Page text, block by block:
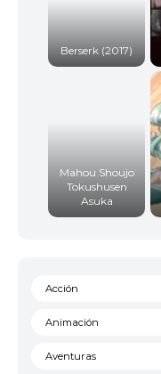
Berserk (2017)
Mahou Shoujo
Tokushusen
Asuka
Acción
Animación
Aventuras